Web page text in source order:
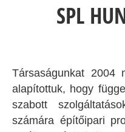
SPL
Társaságunkat 2004
alapítottuk, hogy
szabott
számára építőipari